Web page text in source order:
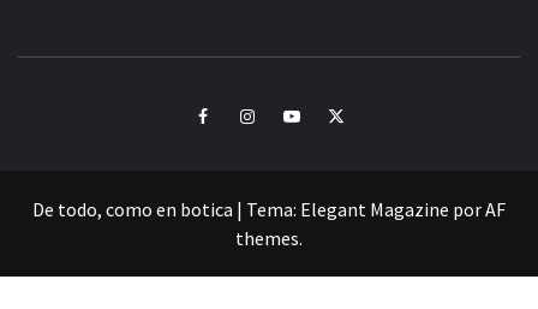
FacebookInstagramYoutubeTwitter
De todo, como en botica | Tema: Elegant Magazine porAF
themes.